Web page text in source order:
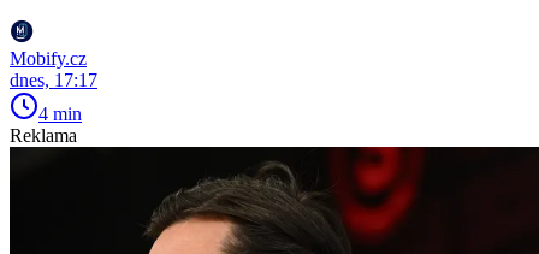
Mobify.cz
dnes, 17:17
4 min
Reklama